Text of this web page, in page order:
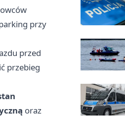
przy
przed
przebieg
oraz